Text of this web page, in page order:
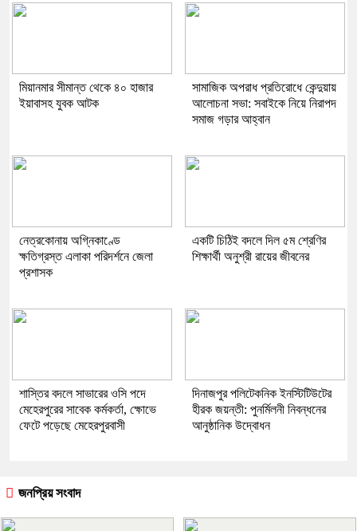
মিয়ানমার সীমান্ত থেকে ৪০ হাজার
ইয়াবাসহ যুবক আটক
সামাজিক অপরাধ প্রতিরোধে কেন্দুয়ায়
আলোচনা সভা: সবাইকে নিয়ে নিরাপদ
সমাজ গড়ার আহ্বান
নেত্রকোনায় অগ্নিকাণ্ডে
ক্ষতিগ্রস্ত এলাকা পরিদর্শনে জেলা
প্রশাসক
একটি চিঠিই বদলে দিল ৫ম শ্রেণির
শিক্ষার্থী অনুশ্রী রায়ের জীবনের
শাস্তির বদলে সাভারের ওসি পদে
মেহেরপুরের সাবেক কর্মকর্তা, ক্ষোভে
ফেটে পড়েছে মেহেরপুরবাসী
দিনাজপুর পলিটেকনিক ইনস্টিটিউটের
হীরক জয়ন্তী: পুনর্মিলনী নিবন্ধনের
আনুষ্ঠানিক উদ্বোধন
জনপ্রিয় সংবাদ